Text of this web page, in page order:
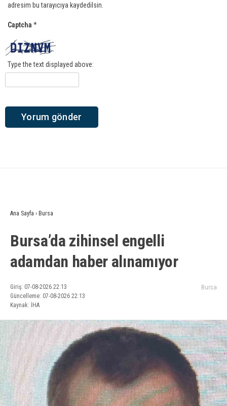
adresim bu tarayıcıya kaydedilsin.
Captcha *
Type the text displayed above:
Ana Sayfa › Bursa
Bursa’da zihinsel engelli
adamdan haber alınamıyor
Giriş: 07-08-2026 22:13
Güncelleme: 07-08-2026 22:13
Kaynak: İHA
Bursa